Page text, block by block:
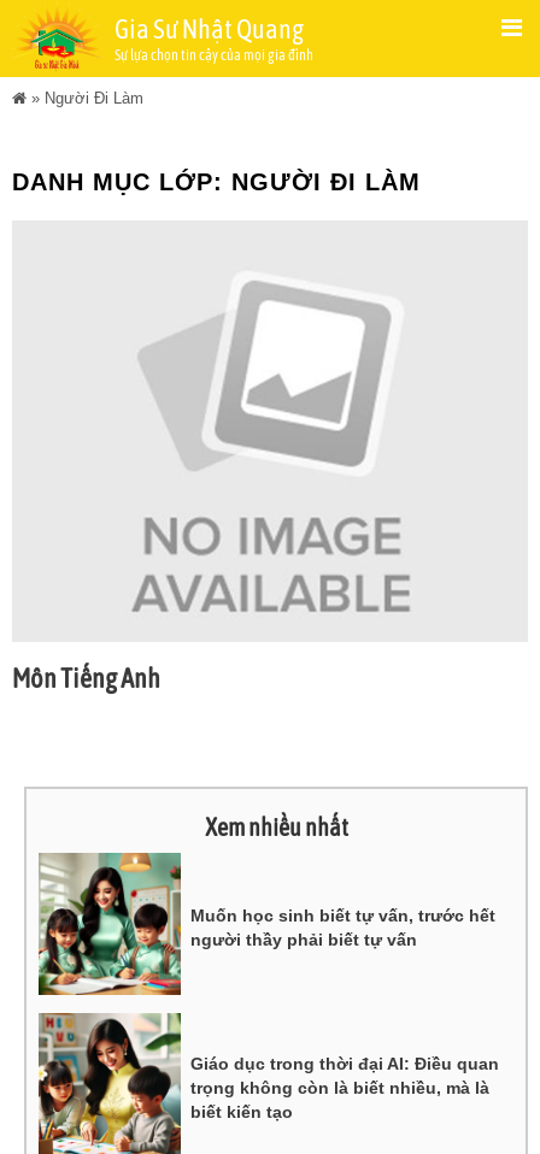
Gia Sư Nhật Quang
Sự lựa chọn tin cậy của mọi gia đình
» Người Đi Làm
DANH MỤC LỚP: NGƯỜI ĐI LÀM
Môn Tiếng Anh
Xem nhiều nhất
Muốn học sinh biết tự vấn, trước hết
người thầy phải biết tự vấn
Giáo dục trong thời đại AI: Điều quan
trọng không còn là biết nhiều, mà là
biết kiến tạo